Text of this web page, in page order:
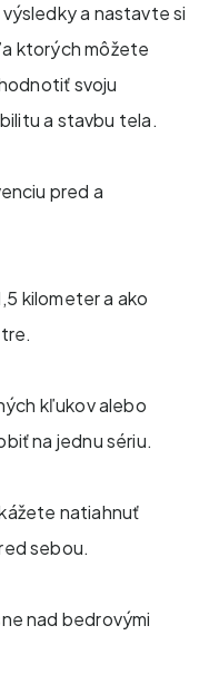
a nastavte si
ktorých môžete
svoju
a stavbu tela.
pred a
kilometer a ako
kľukov alebo
na jednu sériu.
natiahnuť
sebou.
nad bedrovými